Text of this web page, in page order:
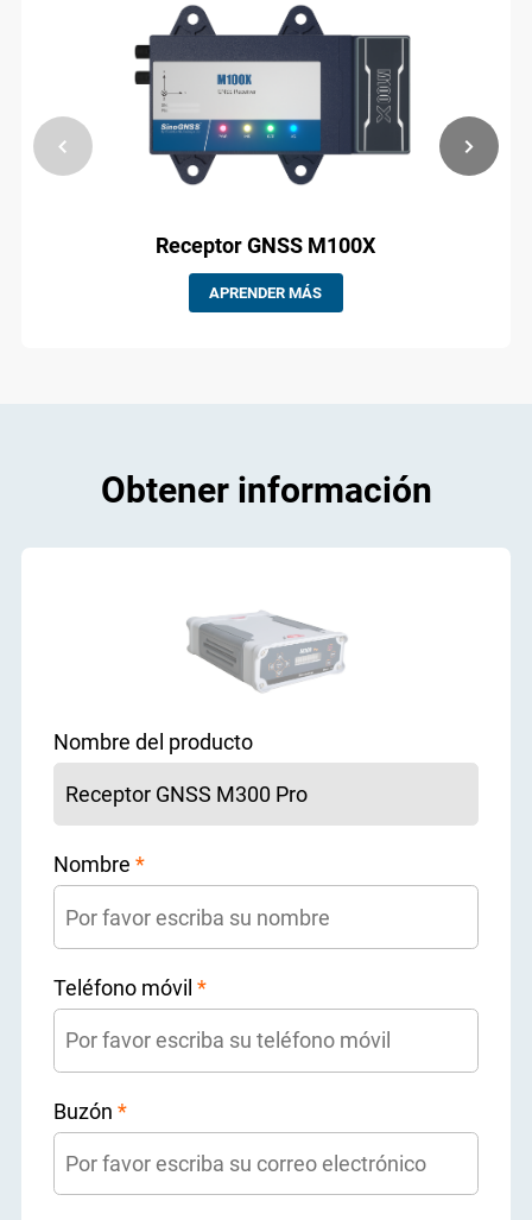
Receptor GNSS M100X
APRENDER MÁS
Obtener información
Nombre del producto
Nombre *
Teléfono móvil *
Buzón *